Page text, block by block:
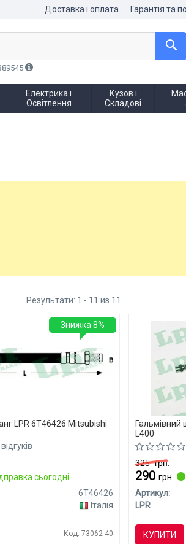
Доставка і оплата Гарантія та
Електрика і
Освітлення
Кузов і
Складові
Результати: 1 - 11 из 11
LPR 6T46426 Mitsubishi
сьогодні
6T46426
Італія
Код: 73062-40
Знижка 8%
Гальмівний
L400
325грн.
290грн.
Артикул:
LPR
КУПИТИ